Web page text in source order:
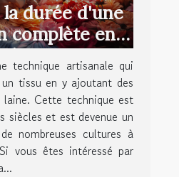
durée d'une
complète en
?
technique artisanale qui
tissu en y ajoutant des
Cette technique est
siècles et est devenue un
nombreuses cultures à
vous êtes intéressé par